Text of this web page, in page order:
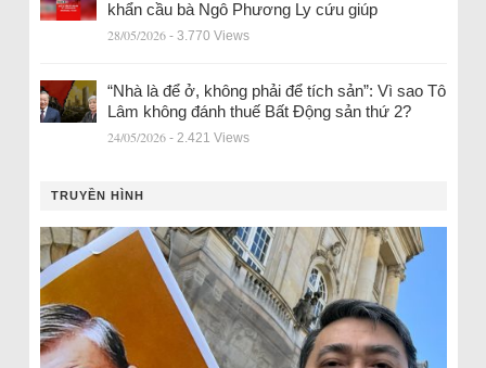
khẩn cầu bà Ngô Phương Ly cứu giúp
28/05/2026 - 3.770 Views
“Nhà là để ở, không phải để tích sản”: Vì sao Tô
Lâm không đánh thuế Bất Động sản thứ 2?
24/05/2026 - 2.421 Views
TRUYỀN HÌNH